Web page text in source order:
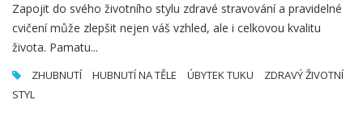
Zapojit do svého životního stylu zdravé stravování a pravidelné
cvičení může zlepšit nejen váš vzhled, ale i celkovou kvalitu
života. Pamatu...
ZHUBNUTÍ HUBNUTÍ NA TĚLE ÚBYTEK TUKU
ZDRAVÝ ŽIVOTNÍ
STYL